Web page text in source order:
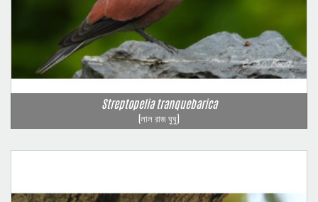
Streptopelia tranquebarica
(লাল রাজ ঘুঘু)